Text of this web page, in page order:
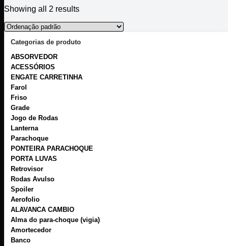
Showing all 2 results
Categorias de produto
ABSORVEDOR
ACESSÓRIOS
ENGATE CARRETINHA
Farol
Friso
Grade
Jogo de Rodas
Lanterna
Parachoque
PONTEIRA PARACHOQUE
PORTA LUVAS
Retrovisor
Rodas Avulso
Spoiler
Aerofolio
ALAVANCA CAMBIO
Alma do para-choque (vigia)
Amortecedor
Banco